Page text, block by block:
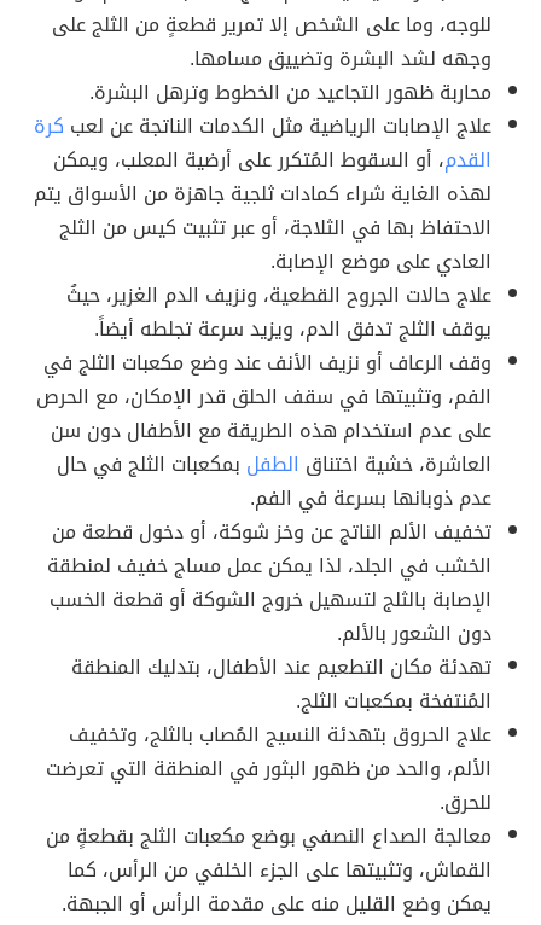
للوجه، وما على الشخص إلا تمرير قطعةٍ من الثلج على
وجهه لشد البشرة وتضييق مسامها.
محاربة ظهور التجاعيد من الخطوط وترهل البشرة.
علاج الإصابات الرياضية مثل الكدمات الناتجة عن لعب كرة
القدم، أو السقوط المُتكرر على أرضية المعلب، ويمكن
لهذه الغاية شراء كمادات ثلجية جاهزة من الأسواق يتم
الاحتفاظ بها في الثلاجة، أو عبر تثبيت كيس من الثلج
العادي على موضع الإصابة.
علاج حالات الجروح القطعية، ونزيف الدم الغزير، حيثُ
يوقف الثلج تدفق الدم، ويزيد سرعة تجلطه أيضاً.
وقف الرعاف أو نزيف الأنف عند وضع مكعبات الثلج في
الفم، وتثبيتها في سقف الحلق قدر الإمكان، مع الحرص
على عدم استخدام هذه الطريقة مع الأطفال دون سن
العاشرة، خشية اختناق الطفل بمكعبات الثلج في حال
عدم ذوبانها بسرعة في الفم.
تخفيف الألم الناتج عن وخز شوكة، أو دخول قطعة من
الخشب في الجلد، لذا يمكن عمل مساج خفيف لمنطقة
الإصابة بالثلج لتسهيل خروج الشوكة أو قطعة الخسب
دون الشعور بالألم.
تهدئة مكان التطعيم عند الأطفال، بتدليك المنطقة
المُنتفخة بمكعبات الثلج.
علاج الحروق بتهدئة النسيج المُصاب بالثلج، وتخفيف
الألم، والحد من ظهور البثور في المنطقة التي تعرضت
للحرق.
معالجة الصداع النصفي بوضع مكعبات الثلج بقطعةٍ من
القماش، وتثبيتها على الجزء الخلفي من الرأس، كما
يمكن وضع القليل منه على مقدمة الرأس أو الجبهة.